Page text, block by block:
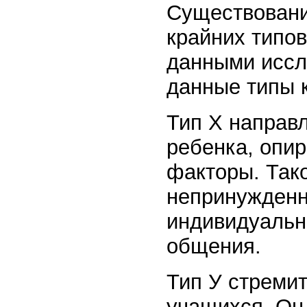
крайних
данными
данные типы
Тип Х
ребенка,
факторы.
общения.
Тип У